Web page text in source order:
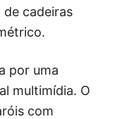
cadeiras
por uma
multimídia. O
com